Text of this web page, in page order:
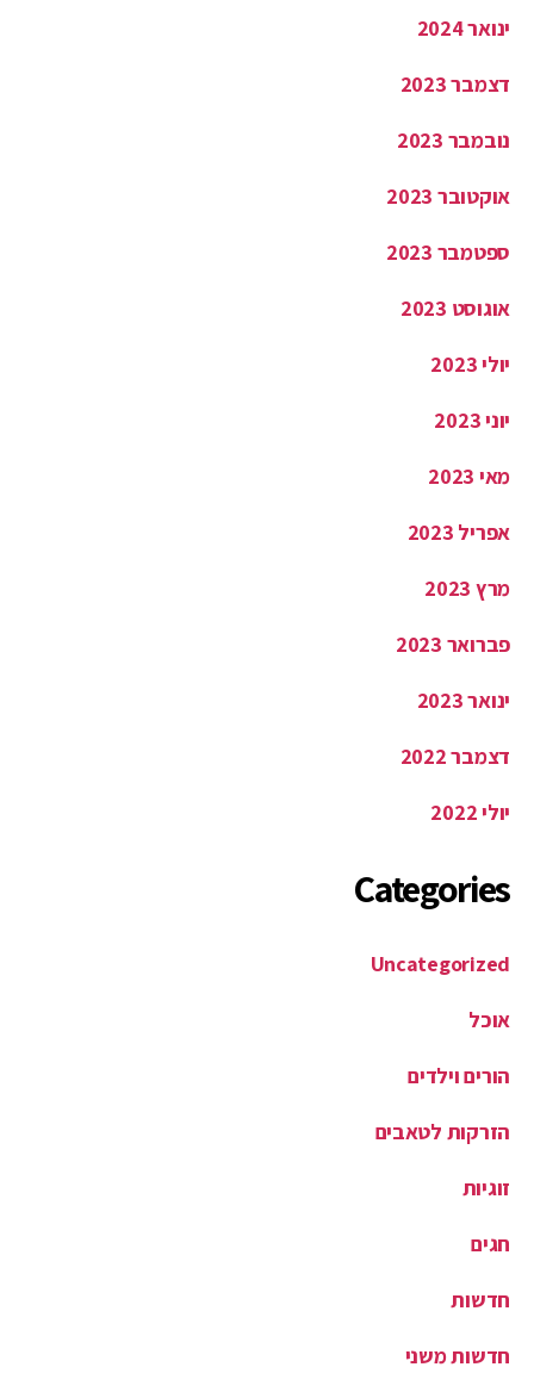
דצמבר 2023
נובמבר 2023
אוקטובר 2023
ספטמבר 2023
אוגוסט 2023
יולי 2023
יוני 2023
מאי 2023
אפריל 2023
מרץ 2023
פברואר 2023
ינואר 2023
דצמבר 2022
יולי 2022
Categories
Uncategorized
אוכל
הורים וילדים
הזרקות לטאבים
זוגיות
חגים
חדשות
חדשות משני
חדשות ראשי